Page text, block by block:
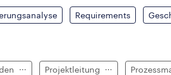
Requirements
Projektleitung